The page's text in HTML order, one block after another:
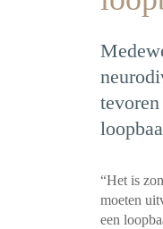
“Het is
moeten
een